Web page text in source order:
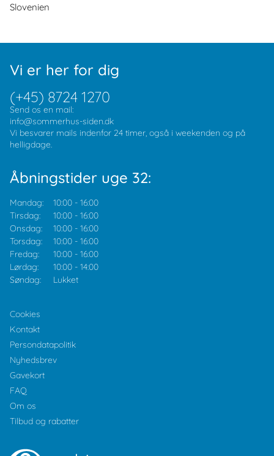
Slovenien
Vi er her for dig
(+45) 8724 1270
Send os en mail:
info@sommerhus-siden.dk
Vi besvarer mails indenfor 24 timer, også i weekenden og på
helligdage.
Åbningstider uge 32:
Mandag: 10:00 - 16:00
Tirsdag:
10:00 - 16:00
Onsdag:
10:00 - 16:00
Torsdag:
10:00 - 16:00
Fredag:
10:00 - 16:00
Lørdag:
10:00 - 14:00
Søndag:
Lukket
Cookies
Kontakt
Persondatapolitik
Nyhedsbrev
Gavekort
FAQ
Om os
Tilbud og rabatter